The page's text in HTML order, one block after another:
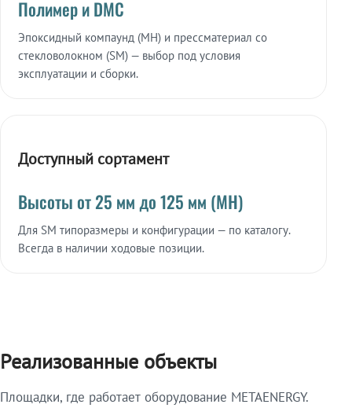
Полимер и DMC
Эпоксидный компаунд (МН) и прессматериал со
стекловолокном (SM) — выбор под условия
эксплуатации и сборки.
Доступный сортамент
Высоты от 25 мм до 125 мм (МН)
Для SM типоразмеры и конфигурации — по каталогу.
Всегда в наличии ходовые позиции.
Реализованные объекты
Площадки, где работает оборудование METAENERGY.